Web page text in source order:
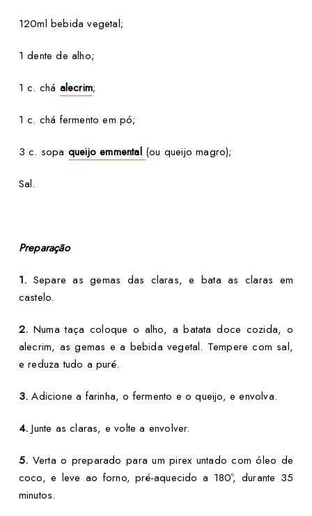
120ml bebida vegetal;
1 dente de alho;
1 c. chá alecrim;
1 c. chá fermento em pó;
3 c. sopa queijo emmental (ou queijo magro);
Sal.
Preparação
1. Separe as gemas das claras, e bata as claras em
castelo.
2. Numa taça coloque o alho, a batata doce cozida, o
alecrim, as gemas e a bebida vegetal. Tempere com sal,
e reduza tudo a puré.
3. Adicione a farinha, o fermento e o queijo, e envolva.
4. Junte as claras, e volte a envolver.
5. Verta o preparado para um pirex untado com óleo de
coco, e leve ao forno, pré-aquecido a 180º, durante 35
minutos.